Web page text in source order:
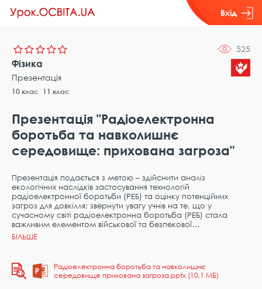
Вхід
525
Фізика
Презентація
10 клас 11 клас
Презентація "Радіоелектронна
боротьба та навколишнє
середовище: прихована загроза"
Презентація подається з метою – здійснити аналіз
екологічних наслідків застосування технологій
радіоелектронної боротьби (РЕБ) та оцінку потенційних
загроз для довкілля; звернути увагу учнів на те, що у
сучасному світі радіоелектронна боротьба (РЕБ) стала
важливим елементом військової та безпекової
Радіоелектронна боротьба та навколишнє
середовище прихована загроза.pptx (10,1 МБ)